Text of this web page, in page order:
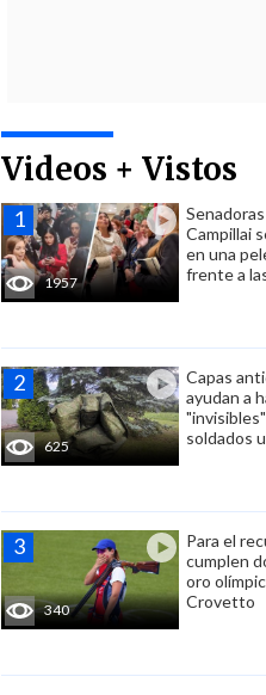
Videos + Vistos
1957
Campillai
en una
frente a
625
Capas
ayudan a
soldados
340
Para el
cumplen
oro
Crovetto